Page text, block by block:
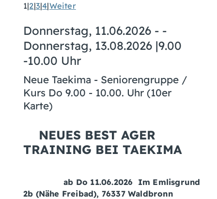
1|2|3|4|Weiter
Donnerstag, 11.06.2026 - -
Donnerstag, 13.08.2026 |9.00
-10.00 Uhr
Neue Taekima - Seniorengruppe /
Kurs Do 9.00 - 10.00. Uhr (10er
Karte)
NEUES BEST AGER
TRAINING BEI TAEKIMA
ab Do 11.06.2026 Im Emlisgrund
2b (Nähe Freibad), 76337 Waldbronn